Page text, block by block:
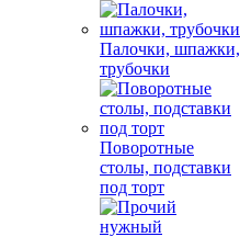
Палочки, шпажки,
трубочки
Поворотные
столы, подставки
под торт